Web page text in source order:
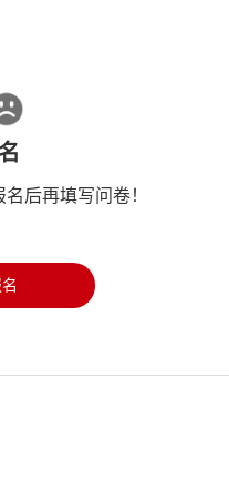
后再填写问卷！